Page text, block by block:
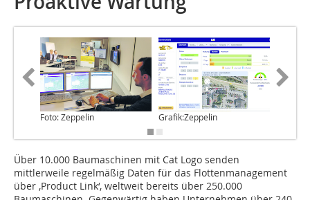
Foto: Zeppelin Grafik:Zeppelin
Über 10.000 Baumaschinen mit Cat Logo senden
mittlerweile regelmäßig Daten für das Flottenmanagement
über ‚Product Link‘, weltweit bereits über 250.000